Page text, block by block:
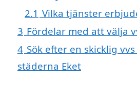
2.1 Vilka tjänster
3 Fördelar med att välja
4 Sök efter en skicklig
städerna Eket